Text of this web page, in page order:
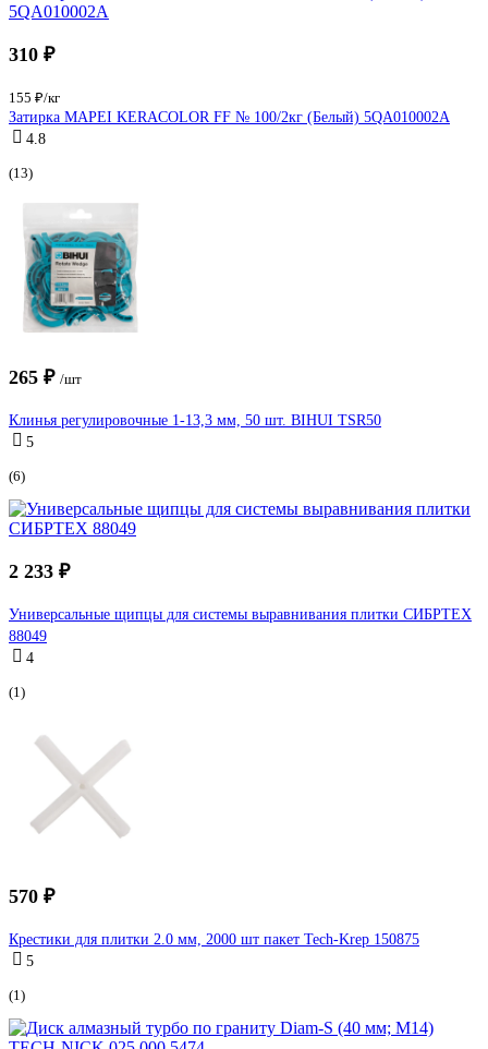
310 ₽
155 ₽/кг
Затирка MAPEI KERACOLOR FF № 100/2кг (Белый) 5QA010002A
4.8
(13)
265 ₽ /шт
Клинья регулировочные 1-13,3 мм, 50 шт. BIHUI TSR50
5
(6)
2 233 ₽
Универсальные щипцы для системы выравнивания плитки СИБРТЕХ
88049
4
(1)
570 ₽
Крестики для плитки 2.0 мм, 2000 шт пакет Tech-Krep 150875
5
(1)